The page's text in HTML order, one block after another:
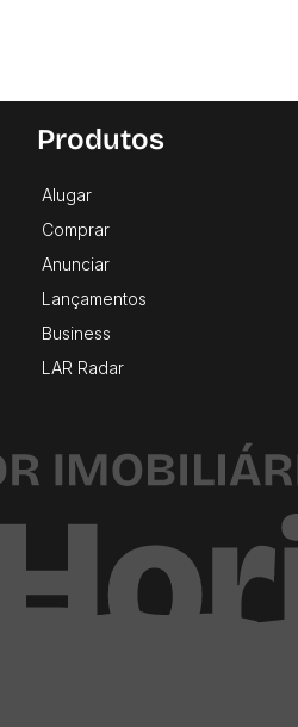
Produtos
Alugar
Comprar
Anunciar
Lançamentos
Business
LAR Radar